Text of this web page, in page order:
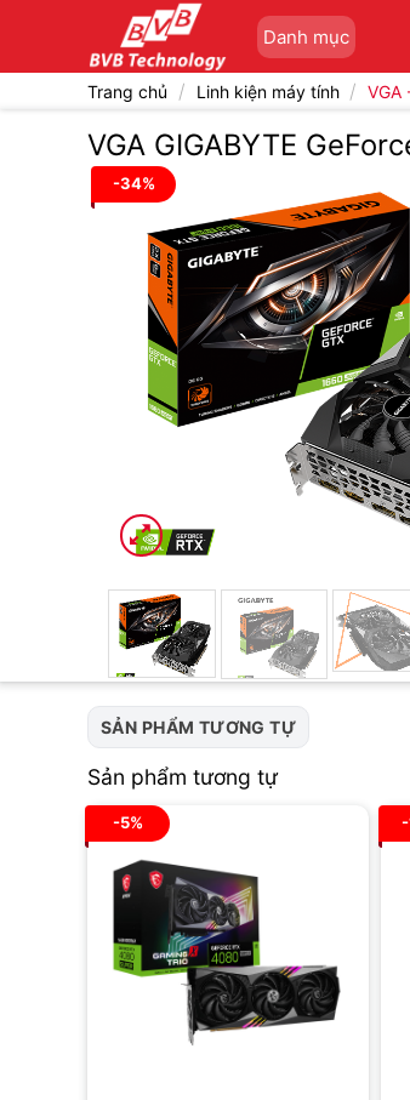
Danh mục
Trang chủ / Linh kiện máy tính / VGA
VGA GIGABYTE
-34%
SẢN PHẨM TƯƠNG TỰ
Sản phẩm tương tự
-5% -